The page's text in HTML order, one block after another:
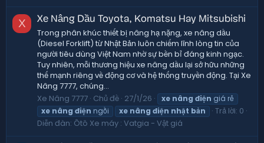
X Xe Nâng Dầu Toyota, Komatsu Hay Mitsubishi
Trong phân khúc thiết bị nâng hạ nặng, xe nâng dầu
(Diesel Forklift) từ Nhật Bản luôn chiếm lĩnh lòng tin của
người tiêu dùng Việt Nam nhờ sự bền bỉ đáng kinh ngạc.
Tuy nhiên, mỗi thương hiệu xe nâng dầu lại sở hữu những
thế mạnh riêng về động cơ và hệ thống truyền động. Tại Xe
Nâng 7777, chúng...
Xe Nâng 7777 Chủ đề 27/1/26 xe nâng điện giá rẻ
xe nâng điện ngồi xe nâng điện nhật bản
Trả lời: 0
Diễn đàn: Ôtô Xe máy : Vatgia - Vật giá